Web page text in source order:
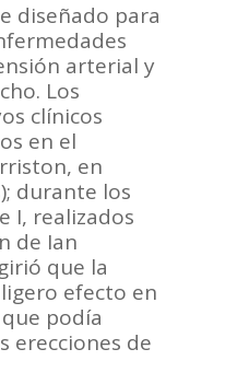
diseñado para
arterial y
Los
clínicos
en el
en
durante los
I, realizados
de Ian
que la
efecto en
podía
erecciones de